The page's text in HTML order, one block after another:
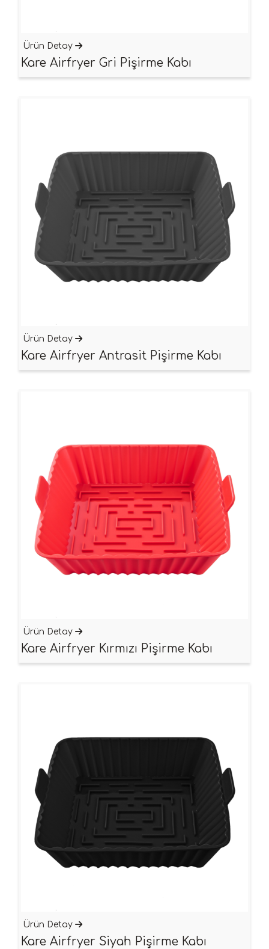
Ürün Detay
Kare Airfryer Gri Pişirme Kabı
Ürün Detay
Kare Airfryer Antrasit Pişirme Kabı
Ürün Detay
Kare Airfryer Kırmızı Pişirme Kabı
Ürün Detay
Kare Airfryer Siyah Pişirme Kabı